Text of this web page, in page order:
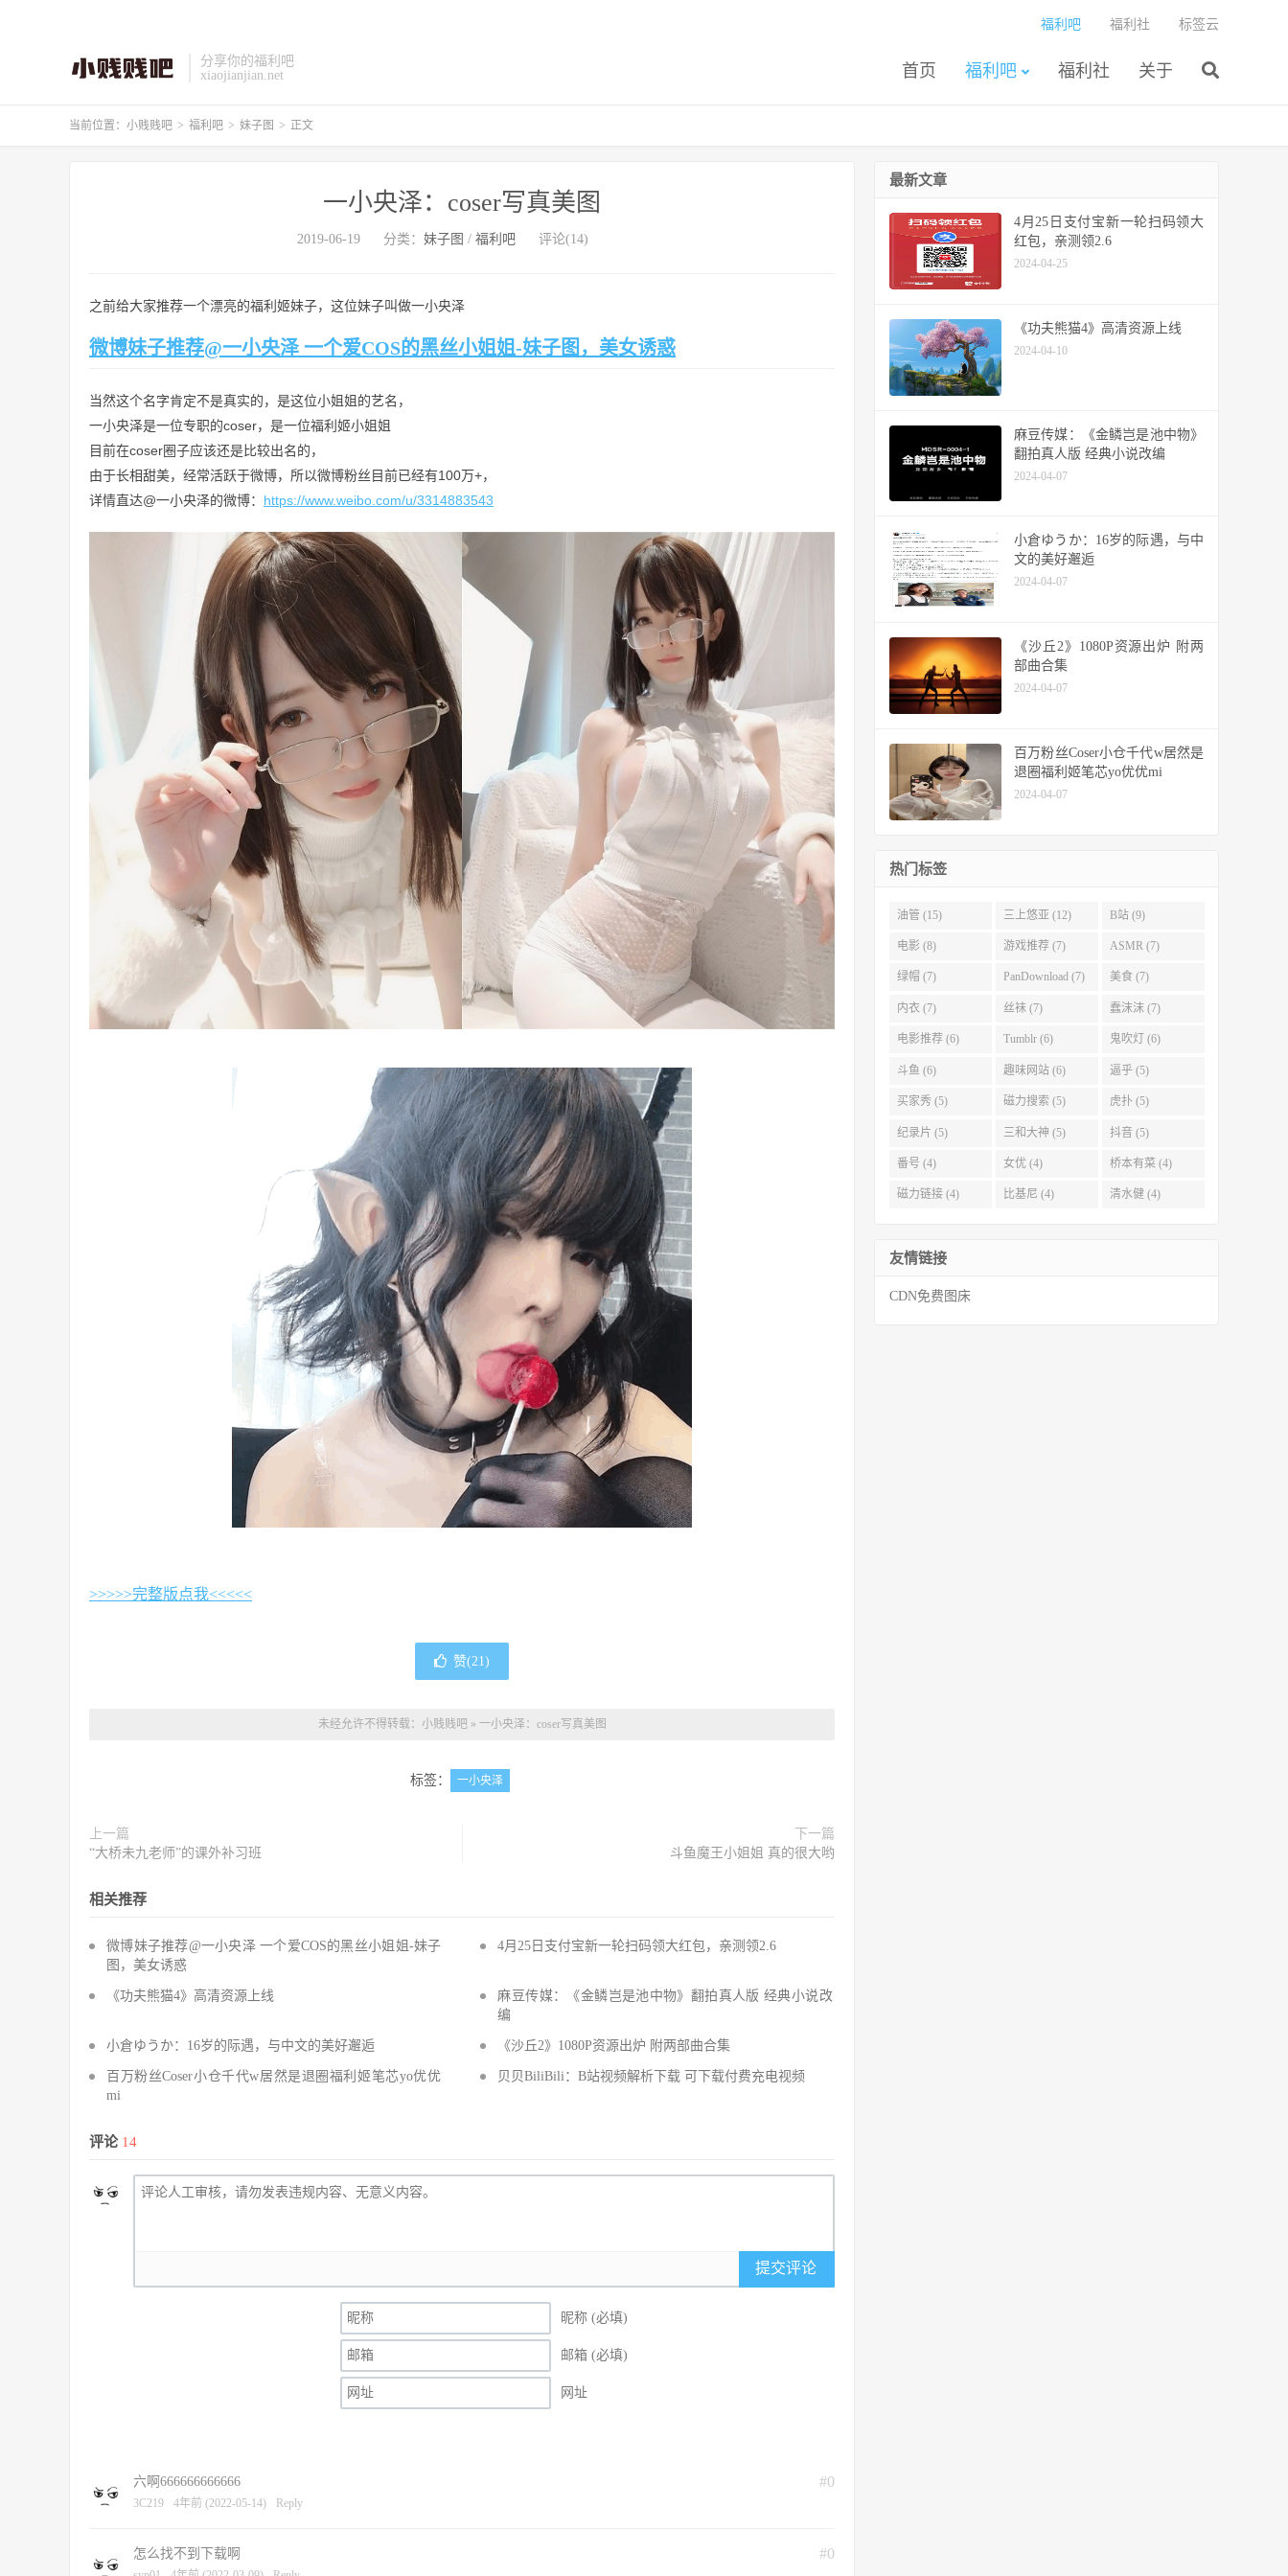
分享你的福利吧
xiaojianjian.net
首页 福利吧 福利社 关于
福利吧 福利社 标签云
当前位置： 小贱贱吧 > 福利吧 > 妹子图 > 正文
一小央泽：coser写真美图
2019-06-19 分类： 妹子图 / 福利吧 评论(14)
之前给大家推荐一个漂亮的福利姬妹子，这位妹子叫做一小央泽
微博妹子推荐@一小央泽 一个爱COS的黑丝小姐姐-妹子图，美女诱惑
当然这个名字肯定不是真实的，是这位小姐姐的艺名，
一小央泽是一位专职的coser，是一位福利姬小姐姐
目前在coser圈子应该还是比较出名的，
由于长相甜美，经常活跃于微博，所以微博粉丝目前已经有100万+，
详情直达@一小央泽的微博： https://www.weibo.com/u/3314883543
>>>>>完整版点我<<<<<
赞(21 )
未经允许不得转载： 小贱贱吧» 一小央泽：coser写真美图
标签： 一小央泽
上一篇
“大桥未九老师”的课外补习班
下一篇
斗鱼魔王小姐姐 真的很大哟
相关推荐
微博妹子推荐@一小央泽 一个爱COS的黑丝小姐姐-妹子
图，美女诱惑
4月25日支付宝新一轮扫码领大红包，亲测领2.6
《功夫熊猫4》高清资源上线
麻豆传媒：《金鳞岂是池中物》翻拍真人版 经典小说改
编
小倉ゆうか：16岁的际遇，与中文的美好邂逅 《沙丘2》1080P资源出炉 附两部曲合集
百万粉丝Coser小仓千代w居然是退圈福利姬笔芯yo优优
mi
贝贝BiliBili：B站视频解析下载 可下载付费充电视频
评论 14
提交评论
昵称 (必填)
邮箱 (必填)
网址
#0
六啊666666666666
3C219 4年前 (2022-05-14) Reply
#0
怎么找不到下载啊
最新文章
4月25日支付宝新一轮扫码领大
红包，亲测领2.6
2024-04-25
《功夫熊猫4》高清资源上线
2024-04-10
麻豆传媒：《金鳞岂是池中物》
翻拍真人版 经典小说改编
2024-04-07
小倉ゆうか：16岁的际遇，与中
文的美好邂逅
2024-04-07
《沙丘2》1080P资源出炉 附两
部曲合集
2024-04-07
百万粉丝Coser小仓千代w居然是
退圈福利姬笔芯yo优优mi
2024-04-07
热门标签
油管 (15) 三上悠亚 (12) B站 (9)
电影 (8) 游戏推荐 (7) ASMR (7)
绿帽 (7) PanDownload (7) 美食 (7)
内衣 (7) 丝袜 (7) 蠢沫沫 (7)
电影推荐 (6) Tumblr (6) 鬼吹灯 (6)
斗鱼 (6) 趣味网站 (6) 逼乎 (5)
买家秀 (5) 磁力搜索 (5) 虎扑 (5)
纪录片 (5) 三和大神 (5) 抖音 (5)
番号 (4) 女优 (4) 桥本有菜 (4)
磁力链接 (4) 比基尼 (4) 清水健 (4)
友情链接
CDN免费图床